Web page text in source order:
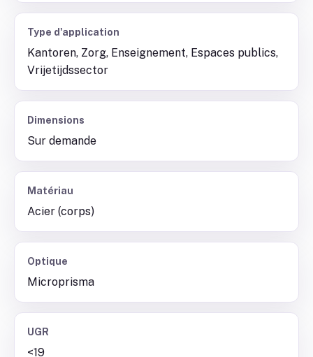
Type d'application
Kantoren, Zorg, Enseignement, Espaces publics,
Vrijetijdssector
Dimensions
Sur demande
Matériau
Acier (corps)
Optique
Microprisma
UGR
<19